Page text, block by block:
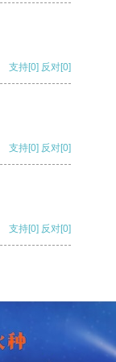
支持[0] 反对[0]
支持[0] 反对[0]
支持[0] 反对[0]